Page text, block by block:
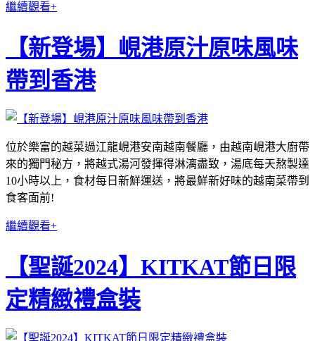
繼續觀看+
【新登場】峴港原汁原味風味
帶到香港
位於樂富的越菜過江龍峴港安南越南餐廳，由越南峴港大廚帶
來的獨門秘方，將越式湯河發揮得淋漓盡致，湯底每天熬製達
10小時以上，食材每日新鮮運送，將最鮮新好味的越南菜帶到
食客面前!
繼續觀看+
【聖誕2024】KITKAT節日限
定精緻禮盒裝